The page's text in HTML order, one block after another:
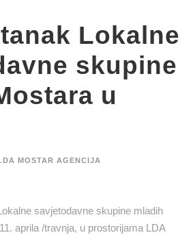
Lokalne
skupine
u
MOSTAR AGENCIJA
savjetodavne skupine mladih
aprila /travnja, u prostorijama LDA